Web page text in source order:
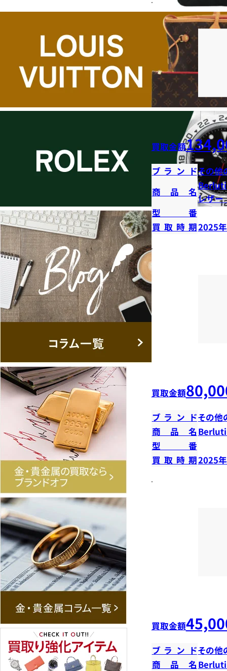
買取金額
ブランドその他
商品名
Berluti
レザー
型番
買取時期2025
買取金額
ブランドその他
商品名
型番
買取時期2025
買取金額
ブランドその他
商品名 Berluti